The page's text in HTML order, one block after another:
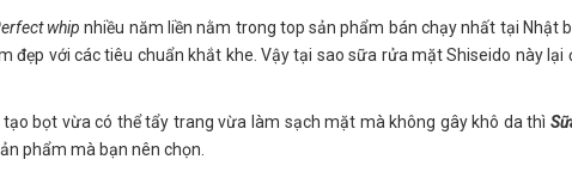
whip nhiều năm liền nằm trong top sản phẩm bán chạy nhất tại Nhật
đẹp với các tiêu chuẩn khắt khe. Vậy tại sao sữa rửa mặt Shiseido này lại
bọt vừa có thể tẩy trang vừa làm sạch mặt mà không gây khô da thì
phẩm mà bạn nên chọn.